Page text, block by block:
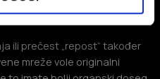
kroz algoritam.
ili prečest „repost“ također
mreže vole originalni